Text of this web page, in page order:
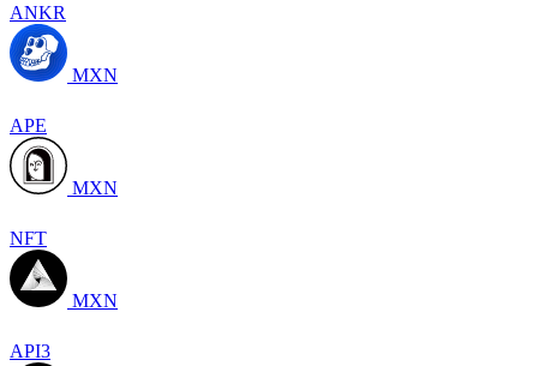
ANKR
MXN
APE
MXN
NFT
MXN
API3